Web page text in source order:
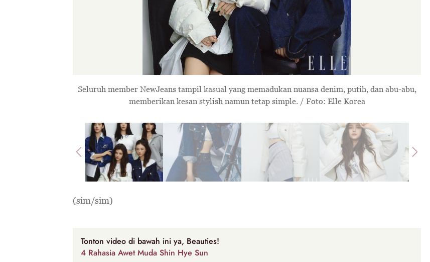
Seluruh member NewJeans tampil kasual yang memadukan nuansa denim, putih, dan abu-abu,
memberikan kesan stylish namun tetap simple. / Foto: Elle Korea
Prev Next
(sim/sim)
Tonton video di bawah ini ya, Beauties!
4 Rahasia Awet Muda Shin Hye Sun